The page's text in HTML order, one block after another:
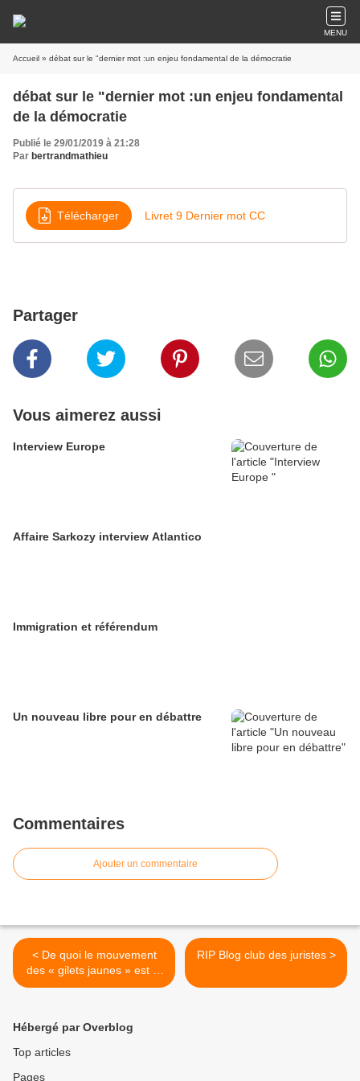
MENU
Accueil » débat sur le "dernier mot :un enjeu fondamental de la démocratie
débat sur le "dernier mot :un enjeu fondamental
de la démocratie
Publié le 29/01/2019 à 21:28
Par bertrandmathieu
Télécharger Livret 9 Dernier mot CC
Partager
Vous aimerez aussi
Interview Europe
Affaire Sarkozy interview Atlantico
Immigration et référendum
Un nouveau libre pour en débattre
Commentaires
Ajouter un commentaire
< De quoi le mouvement
des « gilets jaunes » est le
révélateur ?
RIP Blog club des juristes >
Hébergé par Overblog
Top articles
Pages